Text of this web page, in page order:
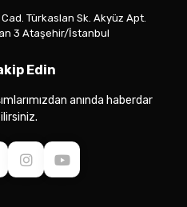
Türkaslan Sk. Akyüz Apt.
3 Ataşehir/İstanbul
Edin
anında haberdar